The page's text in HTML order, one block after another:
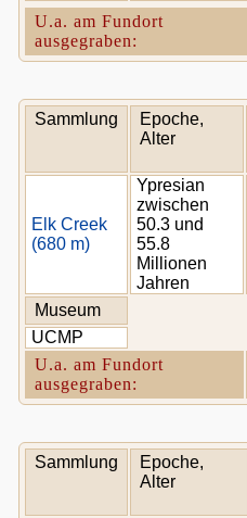
U.a. am Fundort
ausgegraben:
Sammlung
Epoche,
Alter
Elk Creek
(680 m)
Ypresian
zwischen
50.3 und
55.8
Millionen
Jahren
Museum
UCMP
U.a. am Fundort
ausgegraben:
Sammlung
Epoche,
Alter